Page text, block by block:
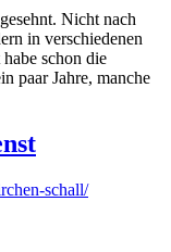
Nicht nach
in verschiedenen
schon die
paar Jahre, manche
schall/